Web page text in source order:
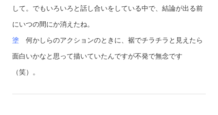
して。でもいろいろと話し合いをしている中で、結論が出る前
にいつの間にか消えたね。
塗 何かしらのアクションのときに、裾でチラチラと見えたら
面白いかなと思って描いていたんですが不発で無念です
（笑）。